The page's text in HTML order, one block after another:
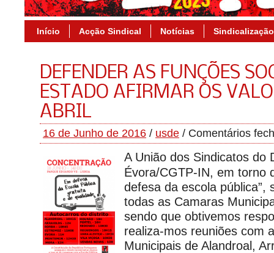
Início Acção Sindical Notícias Sindicalização
DEFENDER AS FUNÇÕES
ESTADO AFIRMAR OS
ABRIL
16 de Junho de 2016 / usde / Comentários
A União dos Sindicatos do
Évora/CGTP-IN, em torno
defesa da escola pública”,
todas as Camaras
sendo que obtivemos
realiza-mos reuniões com
Municipais de Alandroal,